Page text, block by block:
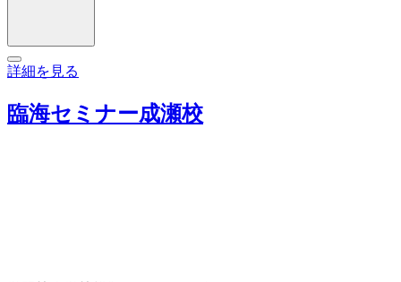
詳細を見る
臨海セミナー成瀬校